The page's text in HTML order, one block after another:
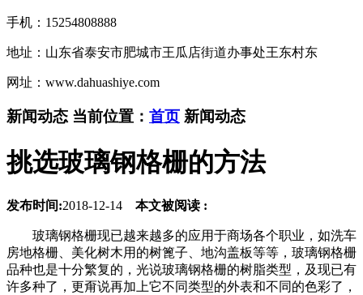
手机：15254808888
地址：山东省泰安市肥城市王瓜店街道办事处王东村东
网址：www.dahuashiye.com
新闻动态 当前位置： 首页 新闻动态
挑选玻璃钢格栅的方法
发布时间:2018-12-14 本文被阅读 :
玻璃钢格栅现已越来越多的应用于商场各个职业，如洗车
房地格栅、美化树木用的树篦子、地沟盖板等等，玻璃钢格栅
品种也是十分繁复的，光说玻璃钢格栅的树脂类型，及现已有
许多种了，更甭说再加上它不同类型的外表和不同的色彩了，